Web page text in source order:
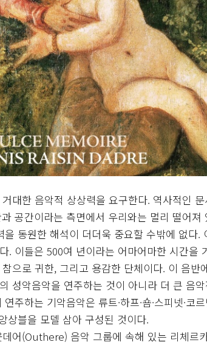
대한 음악적 상상력을 요구한다. 역사적인
공간이라는 측면에서 우리와는 멀리 떨어
을 동원한 해석이 더더욱 중요할 수밖에 없다
. 이들은 500여 년이라는 어마어마한 시간
으로 귀한, 그리고 용감한 단체이다. 이 음
성악음악을 연주하는 것이 아니라 더 큰 음
주하는 기악음악은 류트·하프·숌·스피넷·코
상블을 모델 삼아 구성된 것이다.
어(Outhere) 음악 그룹에 속해 있는 리체르